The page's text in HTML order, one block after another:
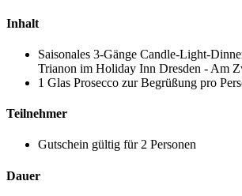
Inhalt
Saisonales 3-Gänge Candle-Light-
Trianon im Holiday Inn Dresden - Am
1 Glas Prosecco zur Begrüßung pro
Teilnehmer
Gutschein gültig für 2 Personen
Dauer